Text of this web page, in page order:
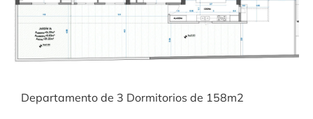
Departamento de 3 Dormitorios de 158m2